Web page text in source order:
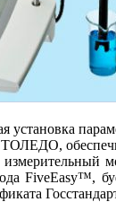
установка
измерительный
FiveEasy™,